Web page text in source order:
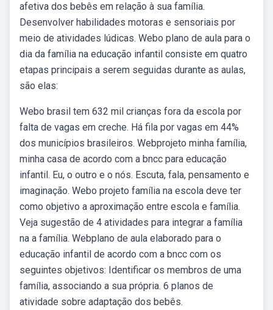
afetiva dos bebês em relação à sua família.
Desenvolver habilidades motoras e sensoriais por
meio de atividades lúdicas. Webo plano de aula para o
dia da família na educação infantil consiste em quatro
etapas principais a serem seguidas durante as aulas,
são elas:
Webo brasil tem 632 mil crianças fora da escola por
falta de vagas em creche. Há fila por vagas em 44%
dos municípios brasileiros. Webprojeto minha família,
minha casa de acordo com a bncc para educação
infantil. Eu, o outro e o nós. Escuta, fala, pensamento e
imaginação. Webo projeto família na escola deve ter
como objetivo a aproximação entre escola e família.
Veja sugestão de 4 atividades para integrar a família
na a família. Webplano de aula elaborado para o
educação infantil de acordo com a bncc com os
seguintes objetivos: Identificar os membros de uma
família, associando a sua própria. 6 planos de
atividade sobre adaptação dos bebês.